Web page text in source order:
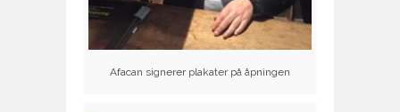
Afacan signerer plakater på åpningen